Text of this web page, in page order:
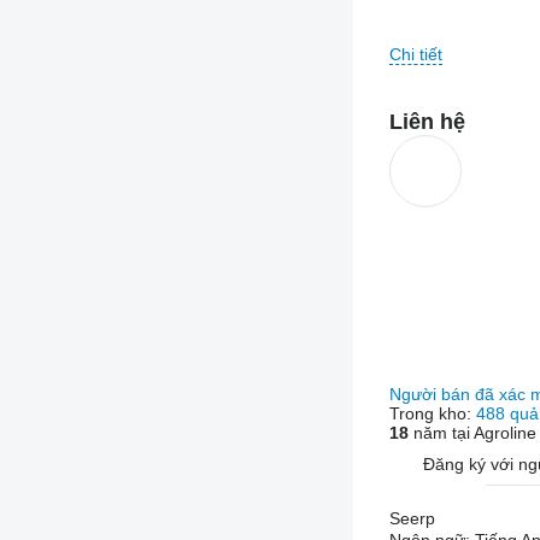
To keep you and
But that's not
Portuguese,
Chi tiết
Liên hệ
Người bán đã xác
Trong kho: 488
18năm tại Agroline
Đăng ký với
Seerp